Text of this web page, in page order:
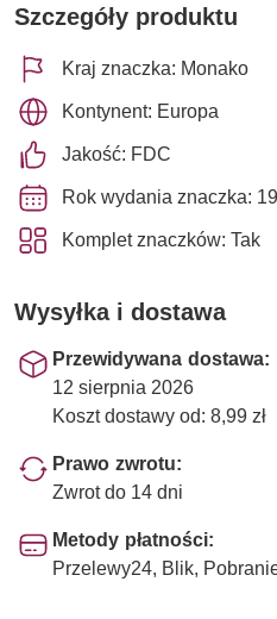
Szczegóły produktu
Kraj znaczka: Monako
Kontynent: Europa
Jakość: FDC
Rok wydania znaczka:
Komplet znaczków: Tak
Wysyłka i dostawa
Przewidywana dostawa:
12 sierpnia 2026
Koszt dostawy od: 8,99 zł
Prawo zwrotu:
Zwrot do 14 dni
Metody płatności:
Przelewy24, Blik,